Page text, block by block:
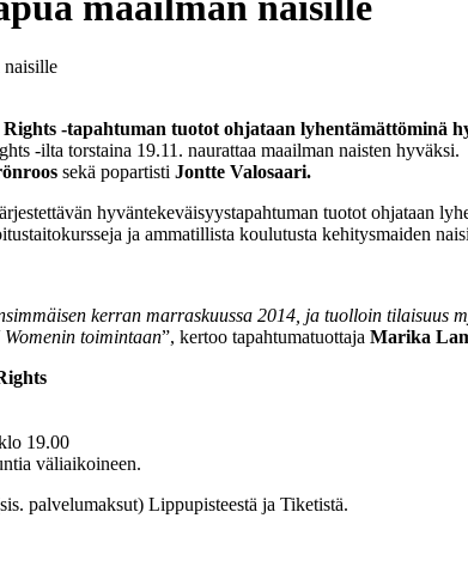
naisille
-tapahtuman tuotot ohjataan lyhentämättöminä
-ilta torstaina 19.11. naurattaa maailman naisten
sekä popartisti Jontte Valosaari.
hyväntekeväisyystapahtuman tuotot ohjataan
ja ammatillista koulutusta kehitysmaiden
kerran marraskuussa 2014, ja tuolloin tilaisuus
toimintaan”, kertoo tapahtumatuottaja Marika
19.00
väliaikoineen.
palvelumaksut) Lippupisteestä ja Tiketistä.